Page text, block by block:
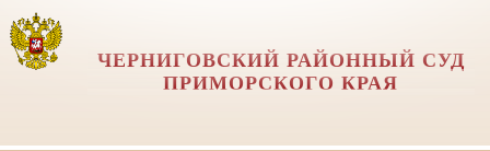
ЧЕРНИГОВСКИЙ РАЙОННЫЙ СУД
ПРИМОРСКОГО КРАЯ